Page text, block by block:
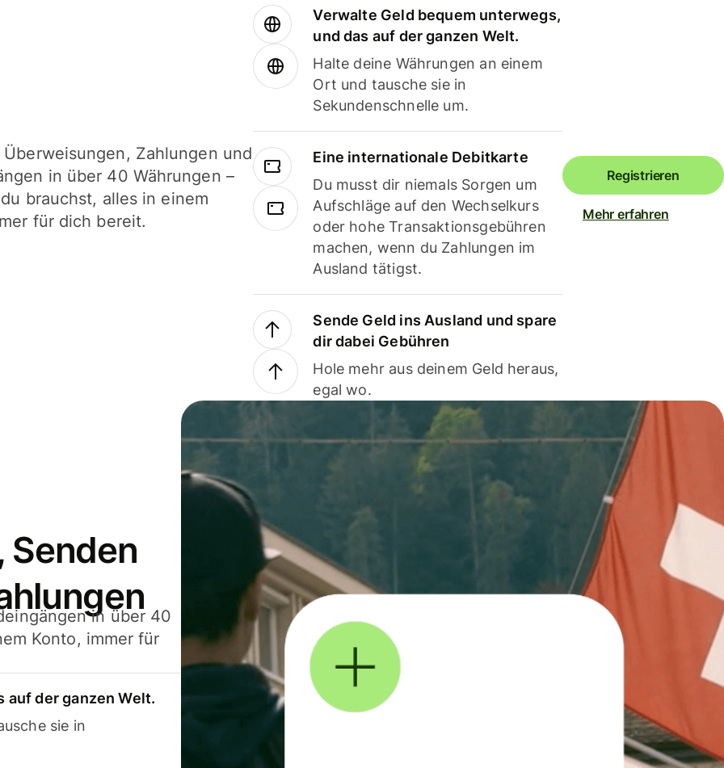
Zahlungen und
in über 40 Währungen –
brauchst, alles in einem
für dich bereit.
Verwalte Geld bequem unterwegs,
und das auf der ganzen Welt.
Halte deine Währungen an einem
Ort und tausche sie in
Sekundenschnelle um.
Eine internationale Debitkarte
Du musst dir niemals Sorgen um
Aufschläge auf den Wechselkurs
oder hohe Transaktionsgebühren
machen, wenn du Zahlungen im
Ausland tätigst.
Sende Geld ins Ausland und spare
dir dabei Gebühren
Hole mehr aus deinem Geld heraus,
egal wo.
Registrieren
Mehr erfahren
Senden
in über 40
Konto, immer für
auf der ganzen Welt.
sie in